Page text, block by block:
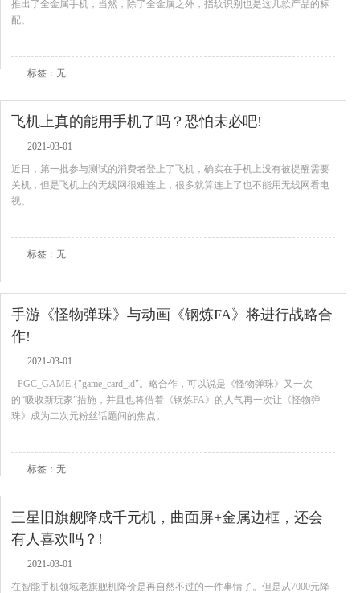
推出了全金属手机，当然，除了全金属之外，指纹识别也是这几款产品的标
配。
标签：无
飞机上真的能用手机了吗？恐怕未必吧!
2021-03-01
近日，第一批参与测试的消费者登上了飞机，确实在手机上没有被提醒需要
关机，但是飞机上的无线网很难连上，很多就算连上了也不能用无线网看电
视。
标签：无
手游《怪物弹珠》与动画《钢炼FA》将进行战略合
作!
2021-03-01
--PGC_GAME:{"game_card_id"。略合作，可以说是《怪物弹珠》又一次
的“吸收新玩家”措施，并且也将借着《钢炼FA》的人气再一次让《怪物弹
珠》成为二次元粉丝话题间的焦点。
标签：无
三星旧旗舰降成千元机，曲面屏+金属边框，还会
有人喜欢吗？!
2021-03-01
在智能手机领域老旗舰机降价是再自然不过的一件事情了。但是从7000元降